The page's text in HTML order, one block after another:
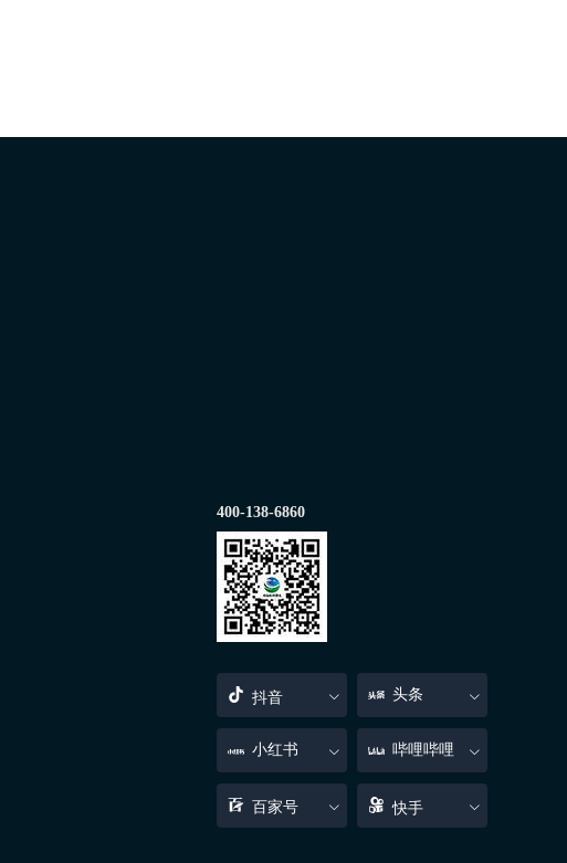
400-138-6860
抖音 头条
小红书 哔哩哔哩
百家号 快手